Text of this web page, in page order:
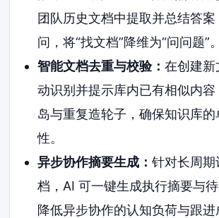
团队历史文档中提取并总结答案
问，将“找文档”降维为“问问题”。
智能文档去重与校验： 在创建新
动识别并提示库内已有相似内容
岛与重复造轮子，确保知识库
性。
异步协作摘要生成： 针对长周期
档，AI 可一键生成执行摘要与
降低异步协作的认知负荷与跟进